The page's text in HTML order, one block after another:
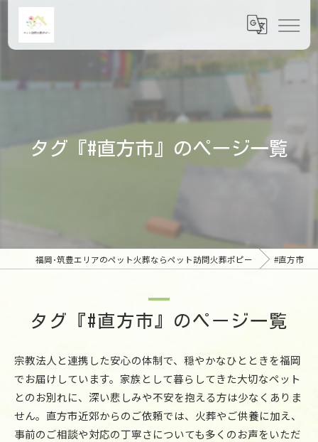
タグ『#直方市』のページ一覧
福岡･筑豊エリアのペット火葬ならペット訪問火葬ポピー #直方市
タグ『#直方市』のページ一覧
宗教法人と連携した安心の体制で、穏やかなひとときを福岡
でお届けしています。家族として暮らしてきた大切なペット
とのお別れに、深い悲しみや不安を抱える方は少なくありま
せん。直方市近郊からのご依頼では、火葬やご供養に加え、
事前のご相談や対応の丁寧さについても多くのお声をいただ